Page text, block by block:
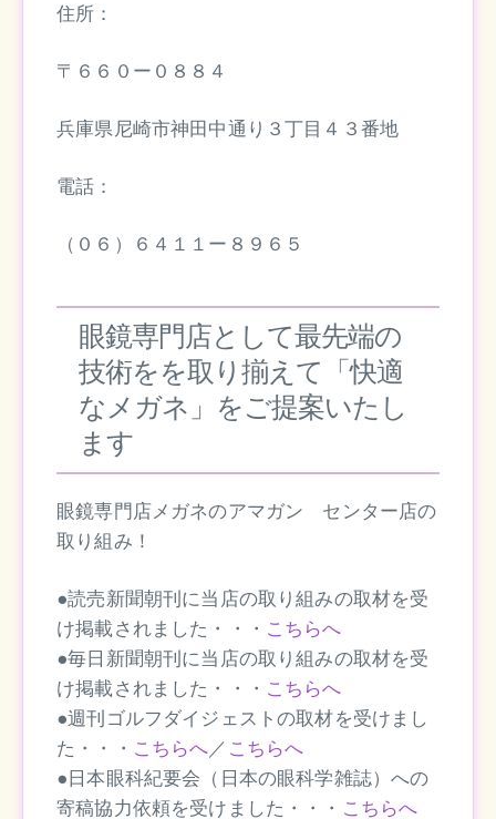
住所：
〒６６０ー０８８４
兵庫県尼崎市神田中通り３丁目４３番地
電話：
（０６）６４１１ー８９６５
眼鏡専門店として最先端の
技術をを取り揃えて「快適
なメガネ」をご提案いたし
ます
眼鏡専門店メガネのアマガン センター店の
取り組み！
●読売新聞朝刊に当店の取り組みの取材を受
け掲載されました・・・ こちらへ
●毎日新聞朝刊に当店の取り組みの取材を受
け掲載されました・・・ こちらへ
●週刊ゴルフダイジェストの取材を受けまし
た・・・ こちらへ ／ こちらへ
●日本眼科紀要会（日本の眼科学雑誌）への
寄稿協力依頼を受けました・・・ こちらへ